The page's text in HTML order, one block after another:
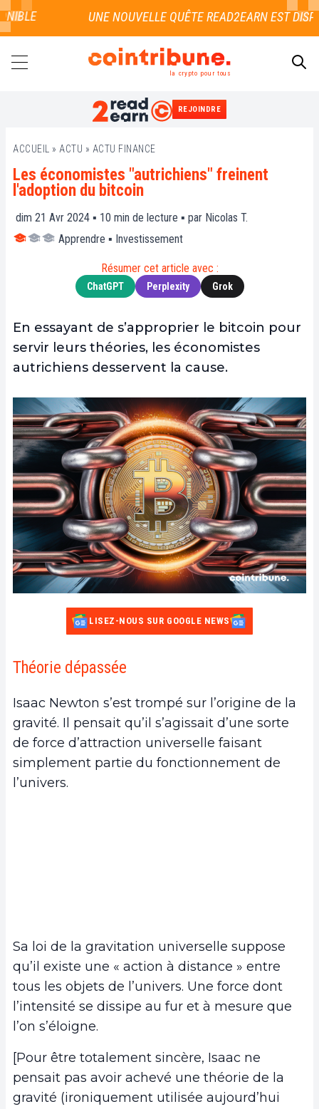
la crypto pour tous
REJOINDRE
ACCUEIL » ACTU » ACTU FINANCE
Les économistes "autrichiens" freinent
l'adoption du bitcoin
dim 21 Avr 2024 ▪ 10 min de lecture ▪ par Nicolas T.
Apprendre ▪ Investissement
Résumer cet article avec :
ChatGPT Perplexity Grok
En essayant de s’approprier le bitcoin pour
servir leurs théories, les économistes
autrichiens desservent la cause.
LISEZ-NOUS SUR GOOGLE NEWS
Théorie dépassée
Isaac Newton s’est trompé sur l’origine de la
gravité. Il pensait qu’il s’agissait d’une sorte
de force d’attraction universelle faisant
simplement partie du fonctionnement de
l’univers.
Sa loi de la gravitation universelle suppose
qu’il existe une « action à distance » entre
tous les objets de l’univers. Une force dont
l’intensité se dissipe au fur et à mesure que
l’on s’éloigne.
[Pour être totalement sincère, Isaac ne
pensait pas avoir achevé une théorie de la
gravité (ironiquement utilisée aujourd’hui